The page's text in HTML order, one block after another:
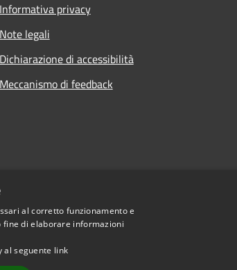
Informativa privacy
Note legali
Dichiarazione di accessibilità
Meccanismo di feedback
al corretto funzionamento e
fine di elaborare informazioni
al seguente link